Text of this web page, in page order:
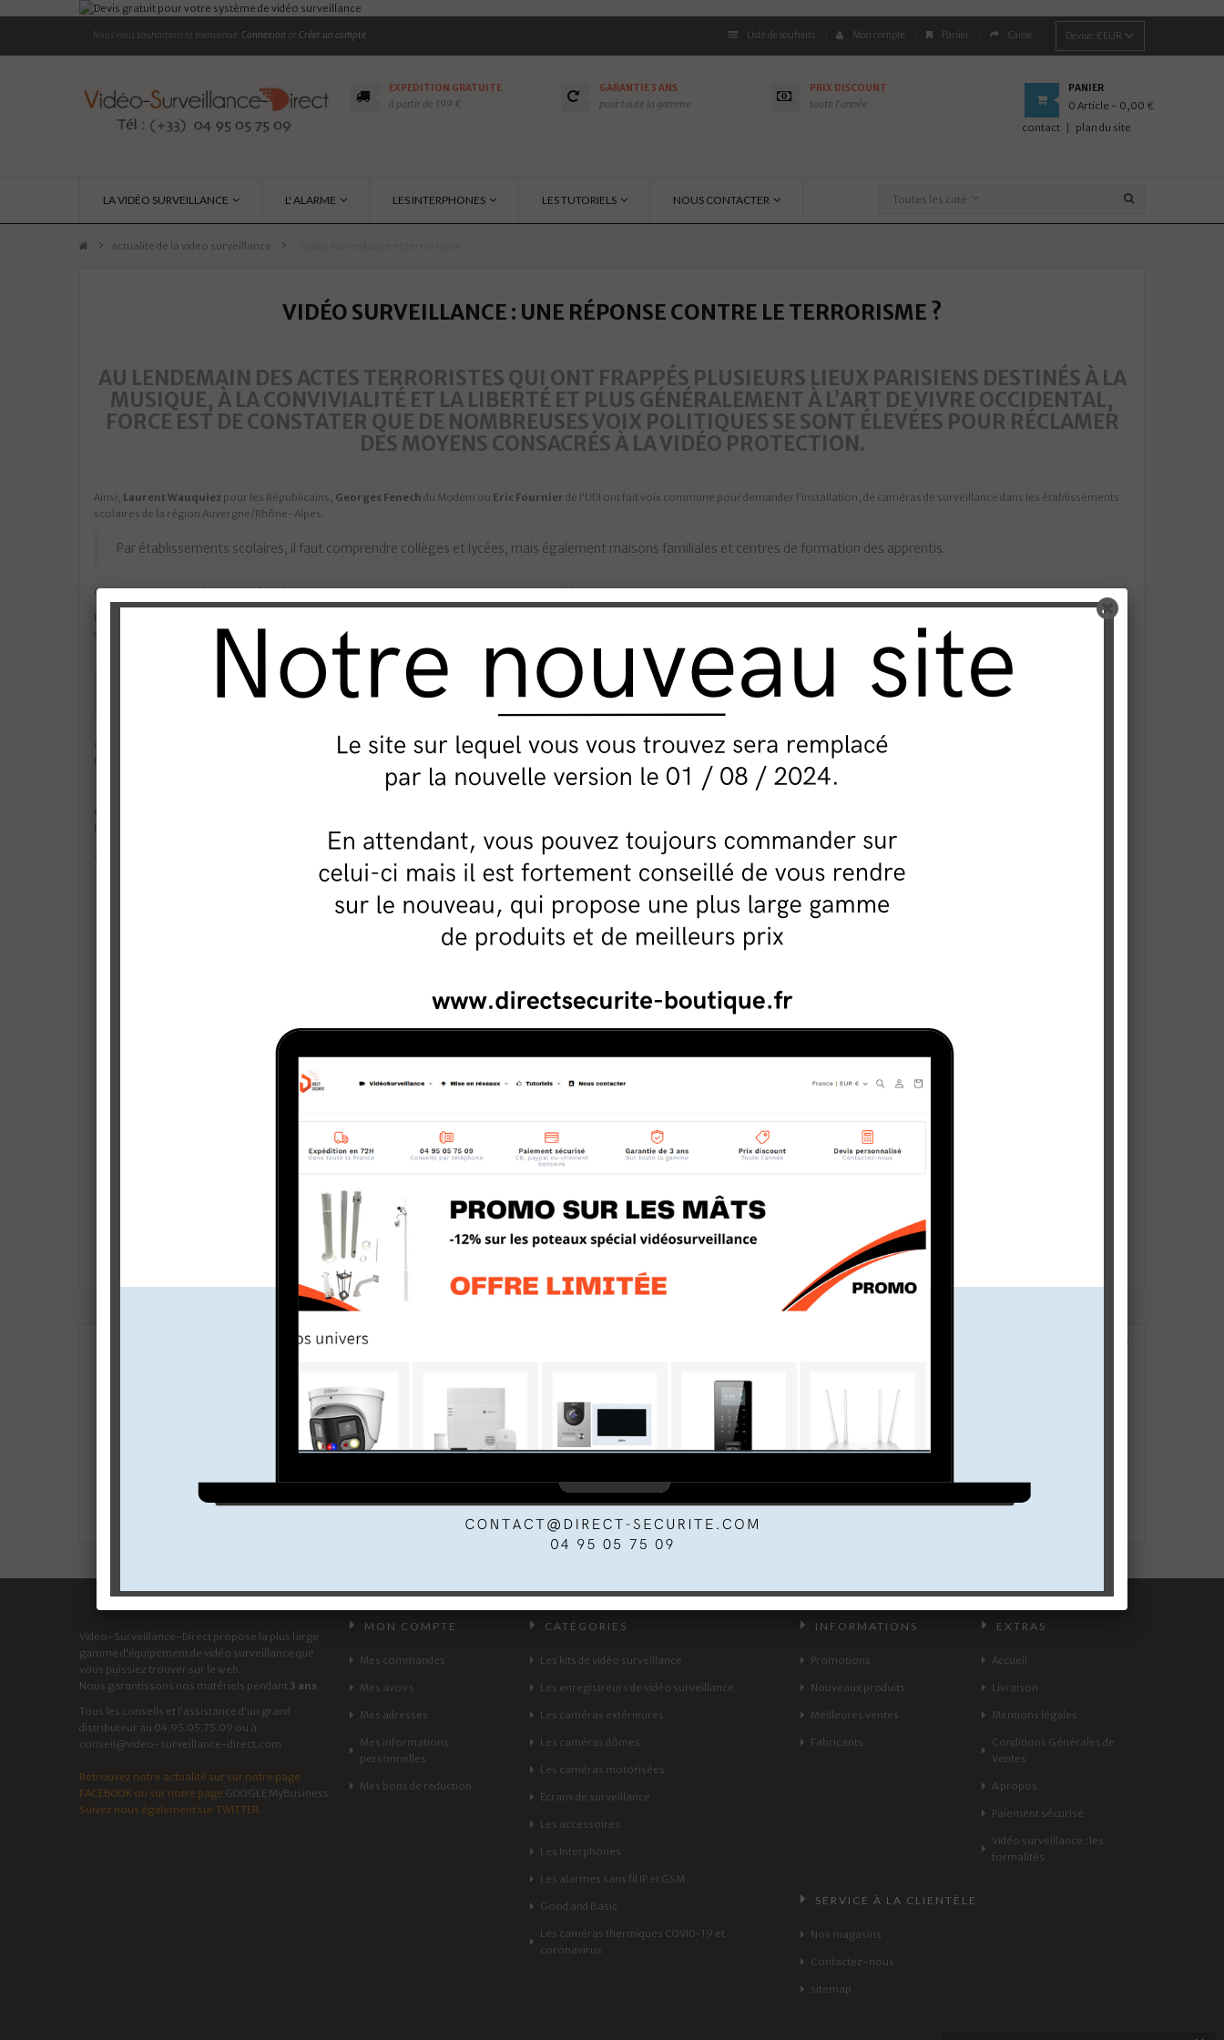
Devise: €EUR
Nous vous souhaitons la bienvenue. Connexion or Créer un compte Liste de souhaits Mon compte Panier Caisse
PANIER
0 Article - 0,00 €
EXPÉDITION GRATUITE
à partir de 199 €
GARANTIE 3 ANS
pour toute la gamme
PRIX DISCOUNT
toute l'année
contact
plan du site
LA VIDÉO SURVEILLANCE L' ALARME LES INTERPHONES LES TUTORIELS NOUS CONTACTER
actualite de la video surveillance >
VIDÉO SURVEILLANCE : UNE RÉPONSE CONTRE LE TERRORISME ?
AU LENDEMAIN DES ACTES TERRORISTES QUI ONT FRAPPÉS PLUSIEURS LIEUX PARISIENS DESTINÉS À LA
MUSIQUE, À LA CONVIVIALITÉ ET LA LIBERTÉ ET PLUS GÉNÉRALEMENT À L’ART DE VIVRE OCCIDENTAL,
FORCE EST DE CONSTATER QUE DE NOMBREUSES VOIX POLITIQUES SE SONT ÉLEVÉES POUR RÉCLAMER
DES MOYENS CONSACRÉS À LA VIDÉO PROTECTION.
Ainsi, Laurent Wauquiez pour les Républicains, Georges Fenech du Modem ou Eric Fournier de l’UDI ont fait voix commune pour demander l’installation, de caméras de surveillance dans les établissements
scolaires de la région Auvergne/Rhône-Alpes.
Par établissements scolaires, il faut comprendre collèges et lycées, mais également maisons familiales et centres de formation des apprentis.
Cette mesure devrait également être étendue aux sites classés « Seveso » dont 13% sont installés dans la région.
Dans le même temps,
, candidat aux régionales pour le rassemblement UDI-LR-Modem propose que la région Normandie soutienne l’installation de vidéosurveillance dans les gares, ainsi que
dans les trains.
Morin souligne que certaines caméras de surveillance sont capables de reconnaissance faciale et de donner l’alerte pour renforcer l’efficacité des recherches mais aussi de
Ces quelques voies en faveur de la vidéo surveillance font résonnance à l’heure où l’on apprend que l’un des terroristes du Bataclan avait été filmé peu avant par une caméra de vidéosurveillance alors qu’il
franchissait en « resquillant » un des portiques du métro de Montreuil sous Bois moins d’une heure avant son terrible forfait.
Ceci étant dit, Video-Surveillance-Direct s’associe à la douleur de toutes les familles, amis, collègues et connaissances des victimes. La technique n’est qu’une partie de la solution : le travail des éducateurs, de
la police, de l’école, la bonne santé de l’économie et le respect de tous resteront les meilleurs garants de notre sécurité.
23/11/2015.
›
Video-Surveillance-Direct propose la plus large
gamme d'équipement de vidéo surveillance que
vous puissiez trouver sur le web.
Nous garantissons nos matériels pendant 3 ans
Tous les conseils et l'assistance d'un grand
distributeur au 04.95.05.75.09 ou à
conseil@video-surveillance-direct.com
Retrouvez notre actualité sur sur notre page
FACEBOOK ou sur notre page GOOGLE MyBusiness
Suivez nous également sur TWITTER
MON COMPTE
Mes commandes
Mes avoirs
Mes adresses
Mes informations
personnelles
Mes bons de réduction
CATÉGORIES
Les kits de vidéo surveillance
Les enregistreurs de vidéo surveillance
Les caméras extérieures
Les caméras dômes
Les caméras motorisées
Ecrans de surveillance
Les accessoires
Les Interphones
Les alarmes sans fil IP et GSM
Good and Basic
Les caméras thermiques COVID-19 et
coronavirus
INFORMATIONS
Promotions
Nouveaux produits
Meilleures ventes
Fabricants
EXTRAS
Accueil
Livraison
Mentions légales
Conditions Générales de
Ventes
A propos
Paiement sécurisé
Vidéo surveillance : les
formalités
SERVICE À LA CLIENTÈLE
Nos magasins
Contactez-nous
sitemap